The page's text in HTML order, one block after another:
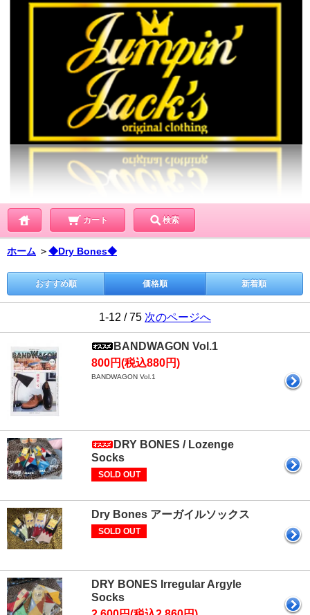
カート 検索
ホーム ＞◆Dry Bones◆
おすすめ順 価格順 新着順
1-12 / 75 次のページへ
BANDWAGON Vol.1
800円(税込880円)
BANDWAGON Vol.1
DRY BONES / Lozenge
Socks
SOLD OUT
Dry Bones アーガイルソックス
SOLD OUT
DRY BONES Irregular Argyle
Socks